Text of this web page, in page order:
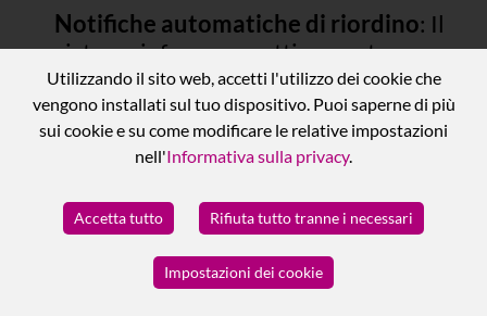
Notifiche automatiche di riordino: Il
sistema informa proattivamente
quando i livelli di inventario sono
bassi, aiutando a mantenere
un'adeguata fornitura.
La funzionalità chiara del sistema
risparmia tempo e aumenta
l'efficienza operativa.
Utilizzando il sito web, accetti l'utilizzo dei cookie che
vengono installati sul tuo dispositivo. Puoi saperne di più
sui cookie e su come modificare le relative impostazioni
nell'Informativa sulla privacy.
Accetta tutto Rifiuta tutto tranne i necessari
Impostazioni dei cookie